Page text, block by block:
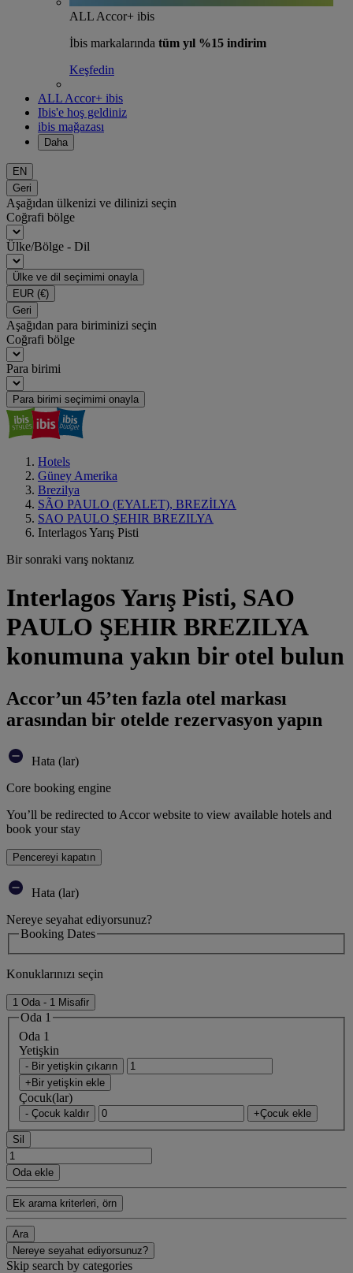
ALL Accor+ ibis
İbis markalarında tüm yıl %15 indirim
Keşfedin
ALL Accor+ ibis
Ibis'e hoş geldiniz
ibis mağazası
Daha
EN
Geri
Aşağıdan ülkenizi ve dilinizi seçin
Coğrafi bölge
Ülke/Bölge - Dil
Ülke ve dil seçimimi onayla
EUR (€)
Geri
Aşağıdan para biriminizi seçin
Coğrafi bölge
Para birimi
Para birimi seçimimi onayla
Hotels
Güney Amerika
Brezilya
SÃO PAULO (EYALET), BREZİLYA
SAO PAULO ŞEHIR BREZILYA
Interlagos Yarış Pisti
Bir sonraki varış noktanız
Interlagos Yarış Pisti, SAO
PAULO ŞEHIR BREZILYA
konumuna yakın bir otel bulun
Accor’un 45’ten fazla otel markası
arasından bir otelde rezervasyon yapın
Hata (lar)
Core booking engine
You’ll be redirected to Accor website to view available hotels and
book your stay
Pencereyi kapatın
Hata (lar)
Nereye seyahat ediyorsunuz?
Booking Dates
Konuklarınızı seçin
1 Oda - 1 Misafir
Oda 1
Oda 1
Yetişkin
- Bir yetişkin çıkarın
+Bir yetişkin ekle
Çocuk(lar)
- Çocuk kaldır +Çocuk ekle
Sil
Oda ekle
Ek arama kriterleri, örn
Ara
Nereye seyahat ediyorsunuz?
Skip search by categories